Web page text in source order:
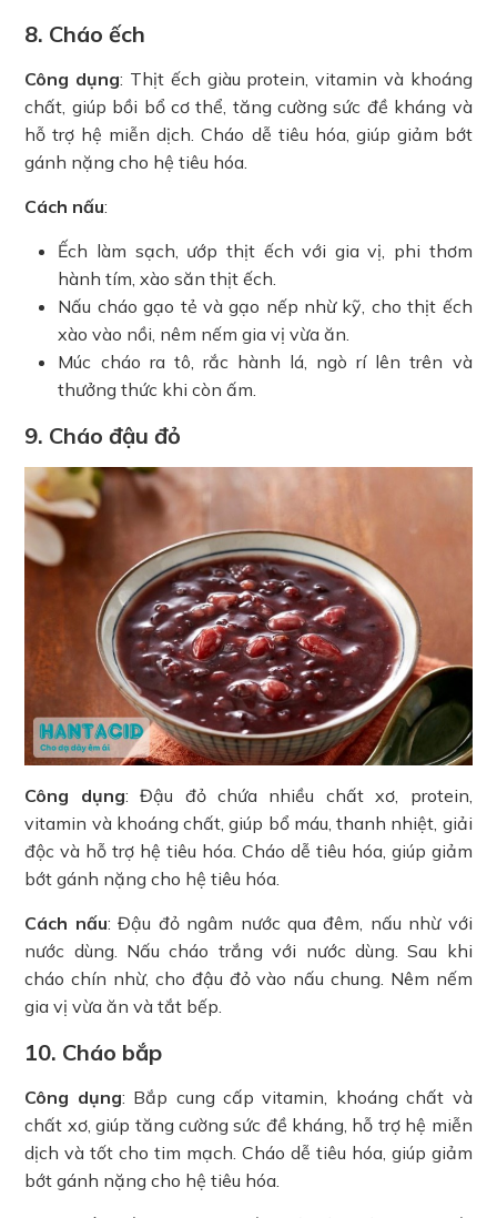
8. Cháo ếch
Công dụng: Thịt ếch giàu protein, vitamin và khoáng
chất, giúp bồi bổ cơ thể, tăng cường sức đề kháng và
hỗ trợ hệ miễn dịch. Cháo dễ tiêu hóa, giúp giảm bớt
gánh nặng cho hệ tiêu hóa.
Cách nấu:
Ếch làm sạch, ướp thịt ếch với gia vị, phi thơm
hành tím, xào săn thịt ếch.
Nấu cháo gạo tẻ và gạo nếp nhừ kỹ, cho thịt ếch
xào vào nồi, nêm nếm gia vị vừa ăn.
Múc cháo ra tô, rắc hành lá, ngò rí lên trên và
thưởng thức khi còn ấm.
9. Cháo đậu đỏ
Công dụng: Đậu đỏ chứa nhiều chất xơ, protein,
vitamin và khoáng chất, giúp bổ máu, thanh nhiệt, giải
độc và hỗ trợ hệ tiêu hóa. Cháo dễ tiêu hóa, giúp giảm
bớt gánh nặng cho hệ tiêu hóa.
Cách nấu: Đậu đỏ ngâm nước qua đêm, nấu nhừ với
nước dùng. Nấu cháo trắng với nước dùng. Sau khi
cháo chín nhừ, cho đậu đỏ vào nấu chung. Nêm nếm
gia vị vừa ăn và tắt bếp.
10. Cháo bắp
Công dụng: Bắp cung cấp vitamin, khoáng chất và
chất xơ, giúp tăng cường sức đề kháng, hỗ trợ hệ miễn
dịch và tốt cho tim mạch. Cháo dễ tiêu hóa, giúp giảm
bớt gánh nặng cho hệ tiêu hóa.